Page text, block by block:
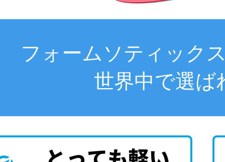
フォームソティック
世界中で選ば